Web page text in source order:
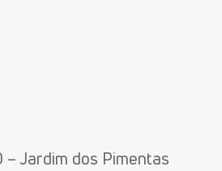
Jardim dos Pimentas